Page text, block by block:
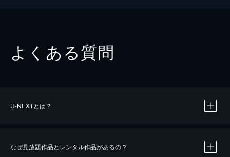
よくある質問
U-NEXTとは？
なぜ見放題作品とレンタル作品があるの？